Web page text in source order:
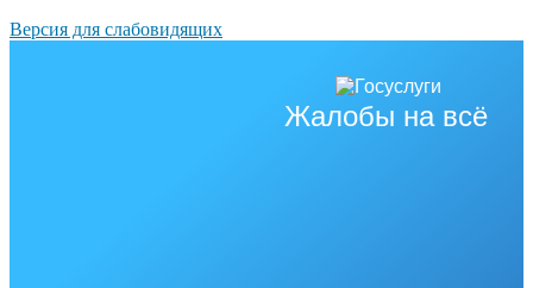
Версия для слабовидящих
Жалобы на всё